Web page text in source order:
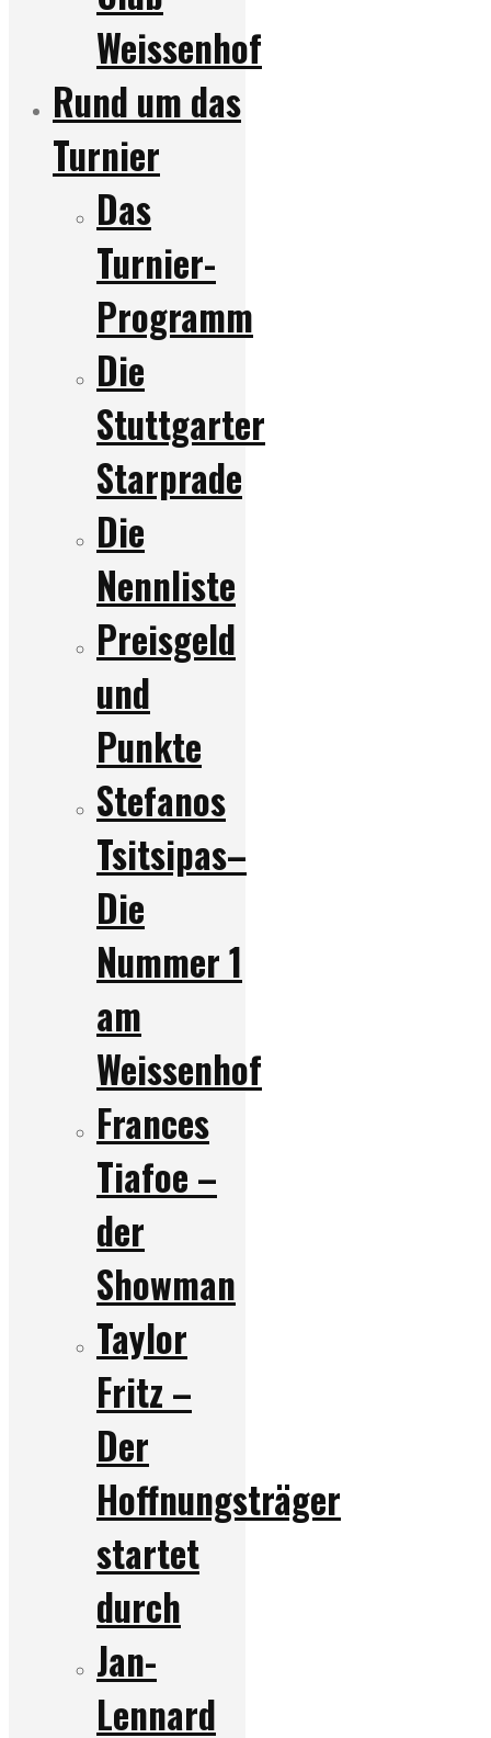
Weissenhof
Rund um das
Turnier
Das
Turnier-
Programm
Die
Stuttgarter
Starprade
Die
Nennliste
Preisgeld
und
Punkte
Stefanos
Tsitsipas–
Die
Nummer 1
am
Weissenhof
Frances
Tiafoe –
der
Showman
Taylor
Fritz –
Der
Hoffnungsträger
startet
durch
Jan-
Lennard